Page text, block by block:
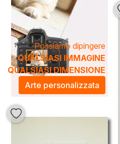
Possiamo dipingere
QUALSIASI IMMAGINE
QUALSIASI DIMENSIONE
Arte personalizzata